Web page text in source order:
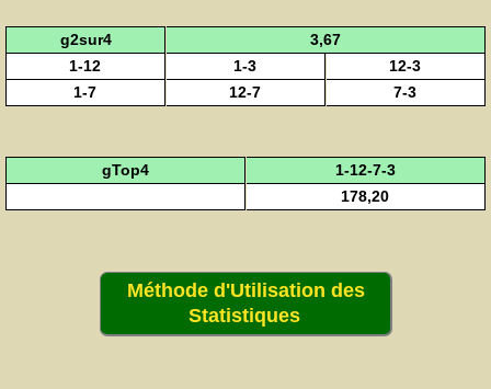
g2sur4
3,67
1-12
1-3
12-3
1-7
12-7 7-3
gTop4
1-12-7-3
178,20
Méthode d'Utilisation des
Statistiques